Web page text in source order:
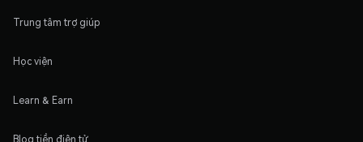
Trung tâm trợ giúp
Học viện
Learn & Earn
Blog tiền điện tử